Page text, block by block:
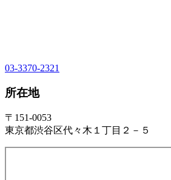
03-3370-2321
所在地
〒151-0053
東京都渋谷区代々木１丁目２－５